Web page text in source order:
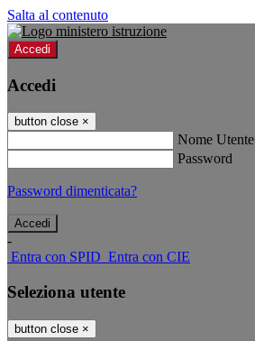
Salta al contenuto
Accedi
Accedi
button close ×
Nome Utente
Password
Password dimenticata?
-
Entra con SPID Entra con CIE
Seleziona utente
button close ×